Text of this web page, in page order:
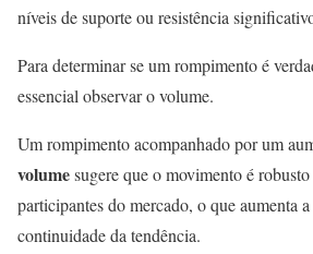
níveis de suporte ou resistência
Para determinar se um rompimento é
essencial observar o volume.
Um rompimento acompanhado por um
volumesugere que o movimento é
participantes do mercado, o que aumenta
continuidade da tendência.